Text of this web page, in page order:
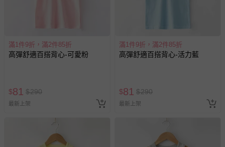
滿1件9折，滿2件85折
高彈舒適百搭背心-可愛粉
$81 $290
最新上架
滿1件9折，滿2件85折
高彈舒適百搭背心-活力藍
$81 $290
最新上架